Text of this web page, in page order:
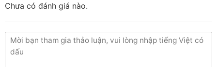
Chưa có đánh giá nào.